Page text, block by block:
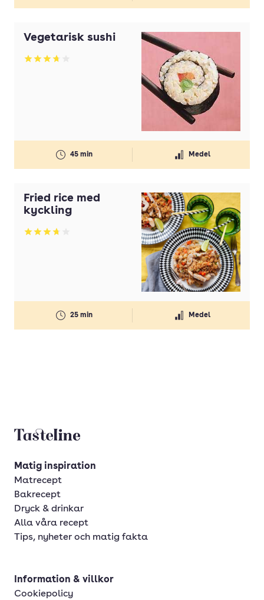
Vegetarisk sushi
Betyg: 3.71 av 5
45 min Medel
Fried rice med
kyckling
Betyg: 3.74 av 5
25 min Medel
Tasteline startsida
Matig inspiration
Matrecept
Bakrecept
Dryck & drinkar
Alla våra recept
Tips, nyheter och matig fakta
Information & villkor
Cookiepolicy